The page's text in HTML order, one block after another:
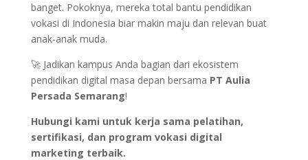
banget. Pokoknya, mereka total bantu pendidikan
vokasi di Indonesia biar makin maju dan relevan buat
anak-anak muda.
🚀 Jadikan kampus Anda bagian dari ekosistem
pendidikan digital masa depan bersama PT Aulia
Persada Semarang!
Hubungi kami untuk kerja sama pelatihan,
sertifikasi, dan program vokasi digital
marketing terbaik.